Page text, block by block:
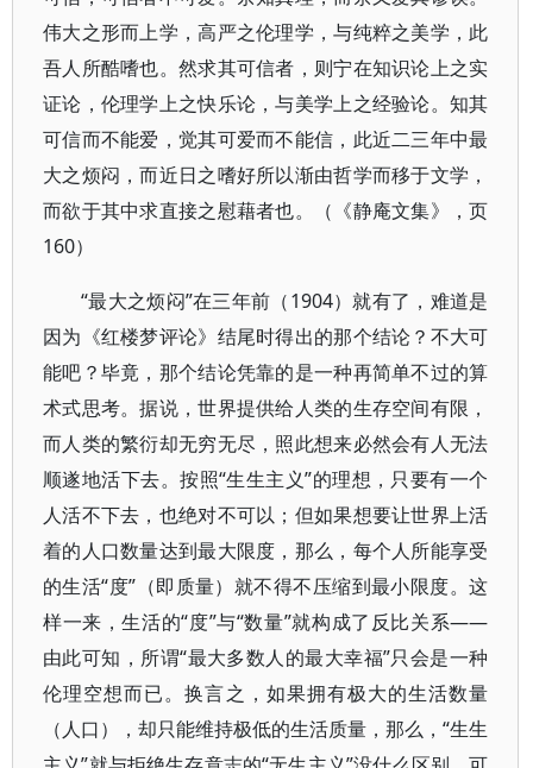
伟大之形而上学，高严之伦理学，与纯粹之美学，此
吾人所酷嗜也。然求其可信者，则宁在知识论上之实
证论，伦理学上之快乐论，与美学上之经验论。知其
可信而不能爱，觉其可爱而不能信，此近二三年中最
大之烦闷，而近日之嗜好所以渐由哲学而移于文学，
而欲于其中求直接之慰藉者也。（《静庵文集》，页
160）
“最大之烦闷”在三年前（1904）就有了，难道是
因为《红楼梦评论》结尾时得出的那个结论？不大可
能吧？毕竟，那个结论凭靠的是一种再简单不过的算
术式思考。据说，世界提供给人类的生存空间有限，
而人类的繁衍却无穷无尽，照此想来必然会有人无法
顺遂地活下去。按照“生生主义”的理想，只要有一个
人活不下去，也绝对不可以；但如果想要让世界上活
着的人口数量达到最大限度，那么，每个人所能享受
的生活“度”（即质量）就不得不压缩到最小限度。这
样一来，生活的“度”与“数量”就构成了反比关系——
由此可知，所谓“最大多数人的最大幸福”只会是一种
伦理空想而已。换言之，如果拥有极大的生活数量
（人口），却只能维持极低的生活质量，那么，“生生